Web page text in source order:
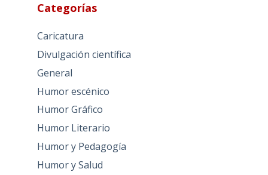
Categorías
Caricatura
Divulgación científica
General
Humor escénico
Humor Gráfico
Humor Literario
Humor y Pedagogía
Humor y Salud